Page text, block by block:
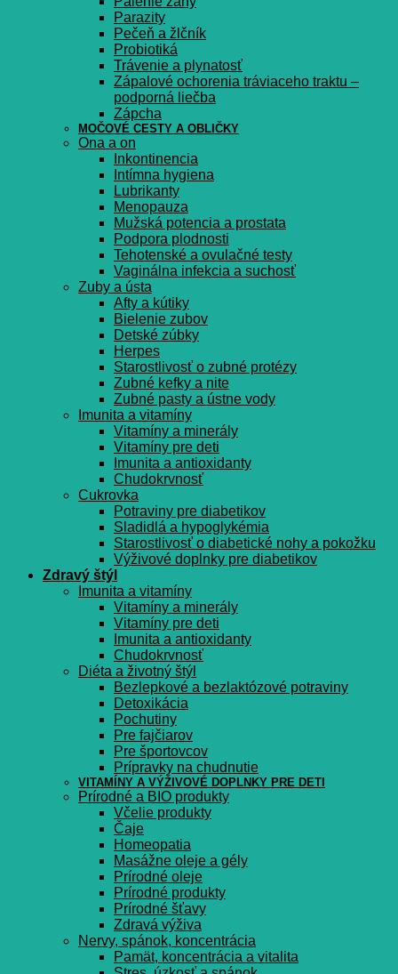
Parazity
Pečeň a žlčník
Probiotiká
Trávenie a plynatosť
Zápalové ochorenia tráviaceho traktu –
podporná liečba
Zápcha
MOČOVÉ CESTY A OBLIČKY
Ona a on
Inkontinencia
Intímna hygiena
Lubrikanty
Menopauza
Mužská potencia a prostata
Podpora plodnosti
Tehotenské a ovulačné testy
Vaginálna infekcia a suchosť
Zuby a ústa
Afty a kútiky
Bielenie zubov
Detské zúbky
Herpes
Starostlivosť o zubné protézy
Zubné kefky a nite
Zubné pasty a ústne vody
Imunita a vitamíny
Vitamíny a minerály
Vitamíny pre deti
Imunita a antioxidanty
Chudokrvnosť
Cukrovka
Potraviny pre diabetikov
Sladidlá a hypoglykémia
Starostlivosť o diabetické nohy a pokožku
Výživové doplnky pre diabetikov
Zdravý štýl
Imunita a vitamíny
Vitamíny a minerály
Vitamíny pre deti
Imunita a antioxidanty
Chudokrvnosť
Diéta a životný štýl
Bezlepkové a bezlaktózové potraviny
Detoxikácia
Pochutiny
Pre fajčiarov
Pre športovcov
Prípravky na chudnutie
VITAMÍNY A VÝŽIVOVÉ DOPLNKY PRE DETI
Prírodné a BIO produkty
Včelie produkty
Čaje
Homeopatia
Masážne oleje a gély
Prírodné oleje
Prírodné produkty
Prírodné šťavy
Zdravá výživa
Nervy, spánok, koncentrácia
Pamät, koncentrácia a vitalita